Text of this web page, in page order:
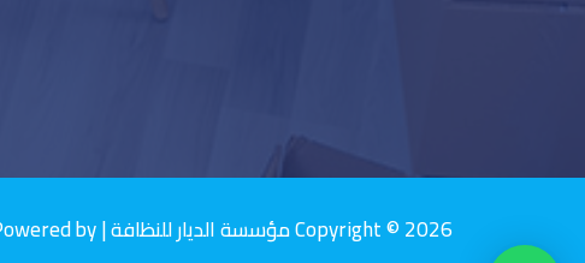
Copyright © 2026 مؤسسة الديار للنظافة | Powered by مؤسسة الديار للنظافة